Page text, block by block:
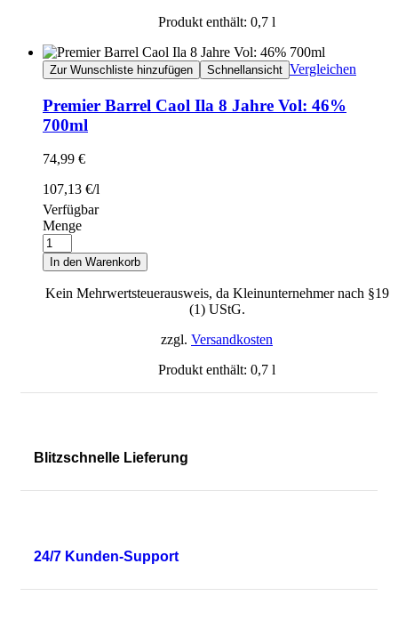
Produkt enthält: 0,7 l
Zur Wunschliste hinzufügen Schnellansicht Vergleichen
Premier Barrel Caol Ila 8 Jahre Vol: 46%
700ml
74,99 €
107,13 €/l
Verfügbar
Menge
In den Warenkorb
Kein Mehrwertsteuerausweis, da Kleinunternehmer nach §19
(1) UStG.
zzgl. Versandkosten
Produkt enthält: 0,7 l
Blitzschnelle Lieferung
24/7 Kunden-Support